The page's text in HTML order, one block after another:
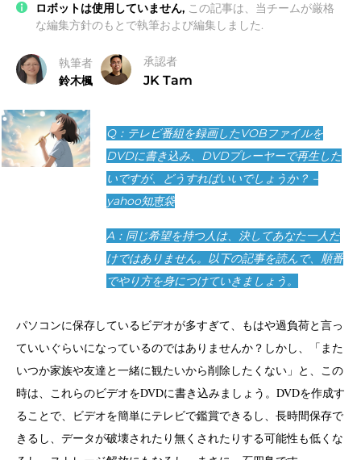
ロボットは使用していません, この記事は、当チームが厳格
な編集方針のもとで執筆および編集しました.
執筆者
鈴木楓
承認者
JK Tam
Q：テレビ番組を録画したVOBファイルを
DVDに書き込み、DVDプレーヤーで再生した
いですが、どうすればいいでしょうか？ –
yahoo知恵袋
A：同じ希望を持つ人は、決してあなた一人だ
けではありません。以下の記事を読んで、順番
でやり方を身につけていきましょう。
パソコンに保存しているビデオが多すぎて、もはや過負荷と言っ
ていいぐらいになっているのではありませんか？しかし、「また
いつか家族や友達と一緒に観たいから削除したくない」と、この
時は、これらのビデオをDVDに書き込みましょう。DVDを作成す
ることで、ビデオを簡単にテレビで鑑賞できるし、長時間保存で
きるし、データが破壊されたり無くされたりする可能性も低くな